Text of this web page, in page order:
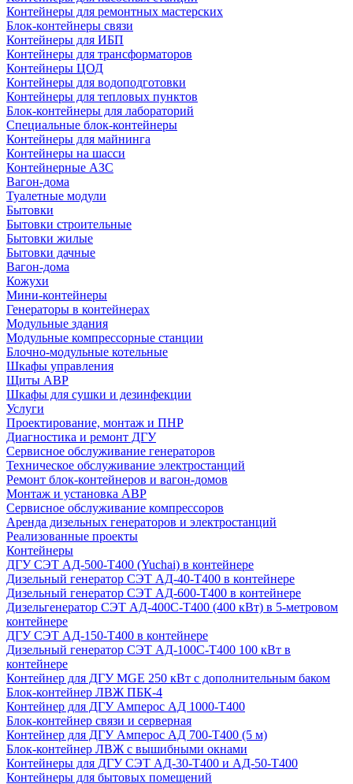
Контейнеры для ремонтных мастерских
Блок-контейнеры связи
Контейнеры для ИБП
Контейнеры для трансформаторов
Контейнеры ЦОД
Контейнеры для водоподготовки
Контейнеры для тепловых пунктов
Блок-контейнеры для лабораторий
Специальные блок-контейнеры
Контейнеры для майнинга
Контейнеры на шасси
Контейнерные АЗС
Вагон-дома
Туалетные модули
Бытовки
Бытовки строительные
Бытовки жилые
Бытовки дачные
Вагон-дома
Кожухи
Мини-контейнеры
Генераторы в контейнерах
Модульные здания
Модульные компрессорные станции
Блочно-модульные котельные
Шкафы управления
Щиты АВР
Шкафы для сушки и дезинфекции
Услуги
Проектирование, монтаж и ПНР
Диагностика и ремонт ДГУ
Сервисное обслуживание генераторов
Техническое обслуживание электростанций
Ремонт блок-контейнеров и вагон-домов
Монтаж и установка АВР
Сервисное обслуживание компрессоров
Аренда дизельных генераторов и электростанций
Реализованные проекты
Контейнеры
ДГУ СЭТ АД-500-Т400 (Yuchai) в контейнере
Дизельный генератор СЭТ АД-40-Т400 в контейнере
Дизельный генератор СЭТ АД-600-Т400 в контейнере
Дизельгенератор СЭТ АД-400С-Т400 (400 кВт) в 5-метровом
контейнере
ДГУ СЭТ АД-150-Т400 в контейнере
Дизельный генератор СЭТ АД-100С-Т400 100 кВт в
контейнере
Контейнер для ДГУ MGE 250 кВт с дополнительным баком
Блок-контейнер ЛВЖ ПБК-4
Контейнер для ДГУ Амперос АД 1000-Т400
Блок-контейнер связи и серверная
Контейнер для ДГУ Амперос АД 700-Т400 (5 м)
Блок-контейнер ЛВЖ с вышибными окнами
Контейнеры для ДГУ СЭТ АД-30-Т400 и АД-50-Т400
Контейнеры для бытовых помещений